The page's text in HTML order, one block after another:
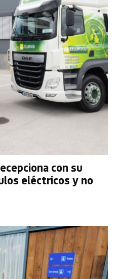
con su
eléctricos y no